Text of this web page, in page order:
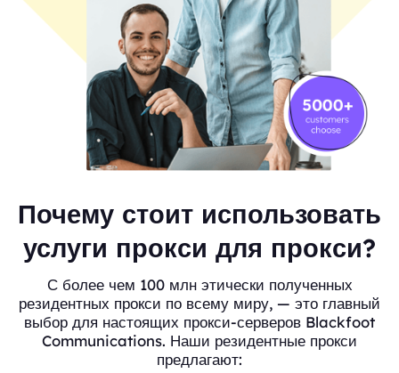
Почему стоит использовать
услуги прокси для прокси?
С более чем 100 млн этически полученных
резидентных прокси по всему миру, — это главный
выбор для настоящих прокси-серверов Blackfoot
Communications. Наши резидентные прокси
предлагают: